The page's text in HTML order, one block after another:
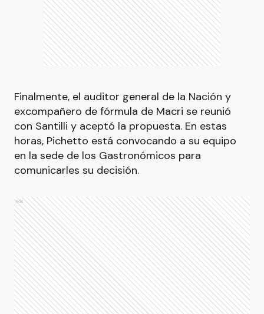
Finalmente, el auditor general de la Nación y
excompañero de fórmula de Macri se reunió
con Santilli y aceptó la propuesta. En estas
horas, Pichetto está convocando a su equipo
en la sede de los Gastronómicos para
comunicarles su decisión.
Ads